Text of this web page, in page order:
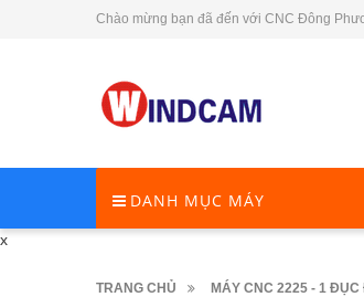
Chào mừng bạn đã đến với CNC Đông
DANH MỤC MÁY
x
TRANG CHỦ MÁY CNC 2225 - 1